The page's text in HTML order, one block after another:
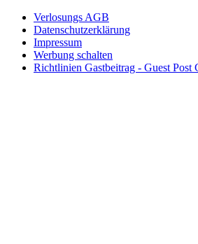
Verlosungs AGB
Datenschutzerklärung
Impressum
Werbung schalten
Richtlinien Gastbeitrag - Guest Post